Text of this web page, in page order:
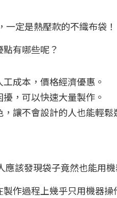
一定是熱壓款的不織布袋！
有哪些呢？
成本，價格經濟優惠。
，可以快速大量製作。
讓不會設計的人也能輕鬆
該發現袋子竟然也能用機
作過程上幾乎只用機器